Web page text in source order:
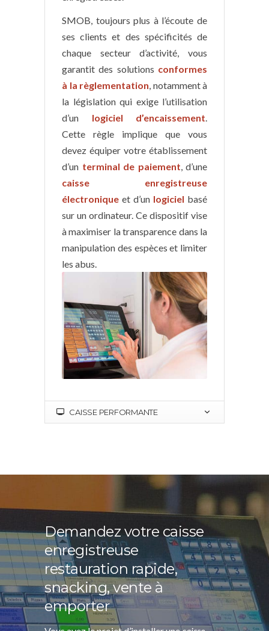
SMOB, toujours plus à l’écoute de
ses clients et des spécificités de
chaque secteur d’activité, vous
garantit des solutions conformes
à la règlementation , notamment à
la législation qui exige l’utilisation
d’un logiciel d’encaissement
Cette règle implique que vous
devez équiper votre établissement
d’un terminal de paiement , d’une
caisse enregistreuse
électronique et d’un logiciel basé
sur un ordinateur. Ce dispositif vise
à maximiser la transparence dans la
manipulation des espèces et limiter
les abus.
CAISSE PERFORMANTE
Demandez votre caisse
enregistreuse
restauration rapide,
snacking, vente à
emporter